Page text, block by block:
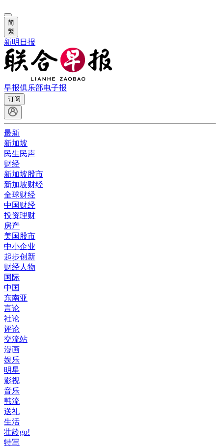
简
繁
新明日报
早报俱乐部电子报
订阅
最新
新加坡
民生民声
财经
新加坡股市
新加坡财经
全球财经
中国财经
投资理财
房产
美国股市
中小企业
起步创新
财经人物
国际
中国
东南亚
言论
社论
评论
交流站
漫画
娱乐
明星
影视
音乐
韩流
送礼
生活
壮龄go!
特写